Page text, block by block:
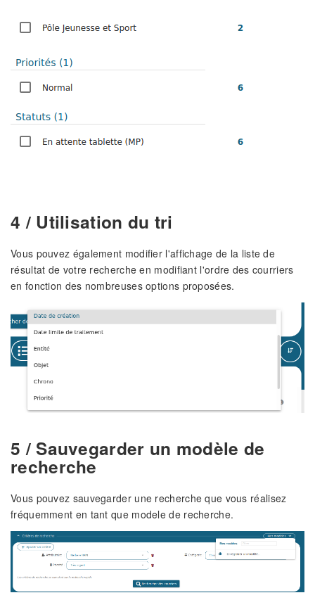
4 / Utilisation du tri
Vous pouvez également modifier l'affichage de la liste de
résultat de votre recherche en modifiant l'ordre des courriers
en fonction des nombreuses options proposées.
5 / Sauvegarder un modèle de
recherche
Vous pouvez sauvegarder une recherche que vous réalisez
fréquemment en tant que modele de recherche.